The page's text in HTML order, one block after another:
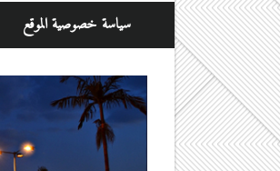
سياسة خصوصية الموقع